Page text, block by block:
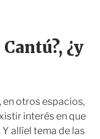
e
¿y
en otros espacios,
interés en que
allíel tema de las